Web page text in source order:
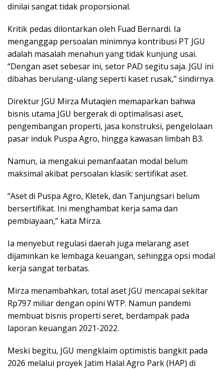
dinilai sangat tidak proporsional.
Kritik pedas dilontarkan oleh Fuad Bernardi. Ia
menganggap persoalan minimnya kontribusi PT JGU
adalah masalah menahun yang tidak kunjung usai.
“Dengan aset sebesar ini, setor PAD segitu saja. JGU ini
dibahas berulang-ulang seperti kaset rusak,” sindirnya.
‎Direktur JGU Mirza Mutaqien memaparkan bahwa
bisnis utama JGU bergerak di optimalisasi aset,
pengembangan properti, jasa konstruksi, pengelolaan
pasar induk Puspa Agro, hingga kawasan limbah B3.
Namun, ia mengakui pemanfaatan modal belum
maksimal akibat persoalan klasik: sertifikat aset.
“Aset di Puspa Agro, Kletek, dan Tanjungsari belum
bersertifikat. Ini menghambat kerja sama dan
pembiayaan,” kata Mirza.
Ia menyebut regulasi daerah juga melarang aset
dijaminkan ke lembaga keuangan, sehingga opsi modal
kerja sangat terbatas.
Mirza menambahkan, total aset JGU mencapai sekitar
Rp797 miliar dengan opini WTP. Namun pandemi
membuat bisnis properti seret, berdampak pada
laporan keuangan 2021-2022.
Meski begitu, JGU mengklaim optimistis bangkit pada
2026 melalui proyek Jatim Halal Agro Park (HAP) di